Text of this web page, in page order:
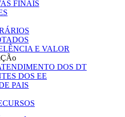
FINAIS
E VALOR
DOS DT
DOS EE
PAIS